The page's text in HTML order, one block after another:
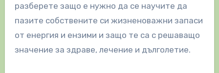
разберете защо е нужно да се научите да
пазите собствените си жизненоважни запаси
от енергия и ензими и защо те са с решаващо
значение за здраве, лечение и дълголетие.